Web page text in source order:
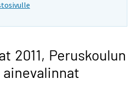
2011, Peruskoulun